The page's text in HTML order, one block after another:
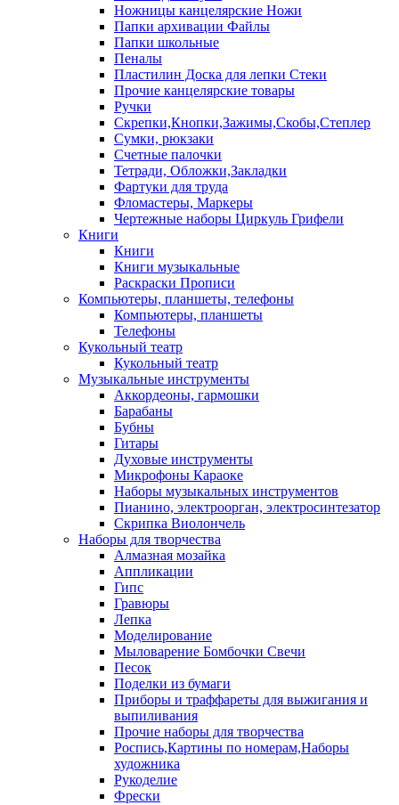
Ножницы канцелярские Ножи
Папки архивации Файлы
Папки школьные
Пеналы
Пластилин Доска для лепки Стеки
Прочие канцелярские товары
Ручки
Скрепки,Кнопки,Зажимы,Скобы,Степлер
Сумки, рюкзаки
Счетные палочки
Тетради, Обложки,Закладки
Фартуки для труда
Фломастеры, Маркеры
Чертежные наборы Циркуль Грифели
Книги
Книги
Книги музыкальные
Раскраски Прописи
Компьютеры, планшеты, телефоны
Компьютеры, планшеты
Телефоны
Кукольный театр
Кукольный театр
Музыкальные инструменты
Аккордеоны, гармошки
Барабаны
Бубны
Гитары
Духовые инструменты
Микрофоны Караоке
Наборы музыкальных инструментов
Пианино, электроорган, электросинтезатор
Скрипка Виолончель
Наборы для творчества
Алмазная мозайка
Аппликации
Гипс
Гравюры
Лепка
Моделирование
Мыловарение Бомбочки Свечи
Песок
Поделки из бумаги
Приборы и траффареты для выжигания и
выпиливания
Прочие наборы для творчества
Роспись,Картины по номерам,Наборы
художника
Рукоделие
Фрески